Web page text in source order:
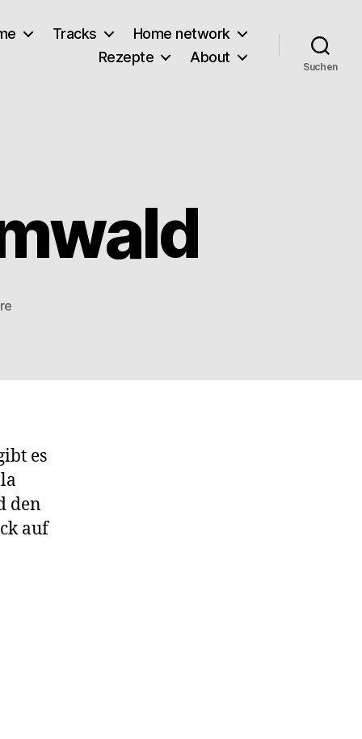
Tracks
Home network
Rezepte
About
Suchen
zu
Asemwald
es
den
auf